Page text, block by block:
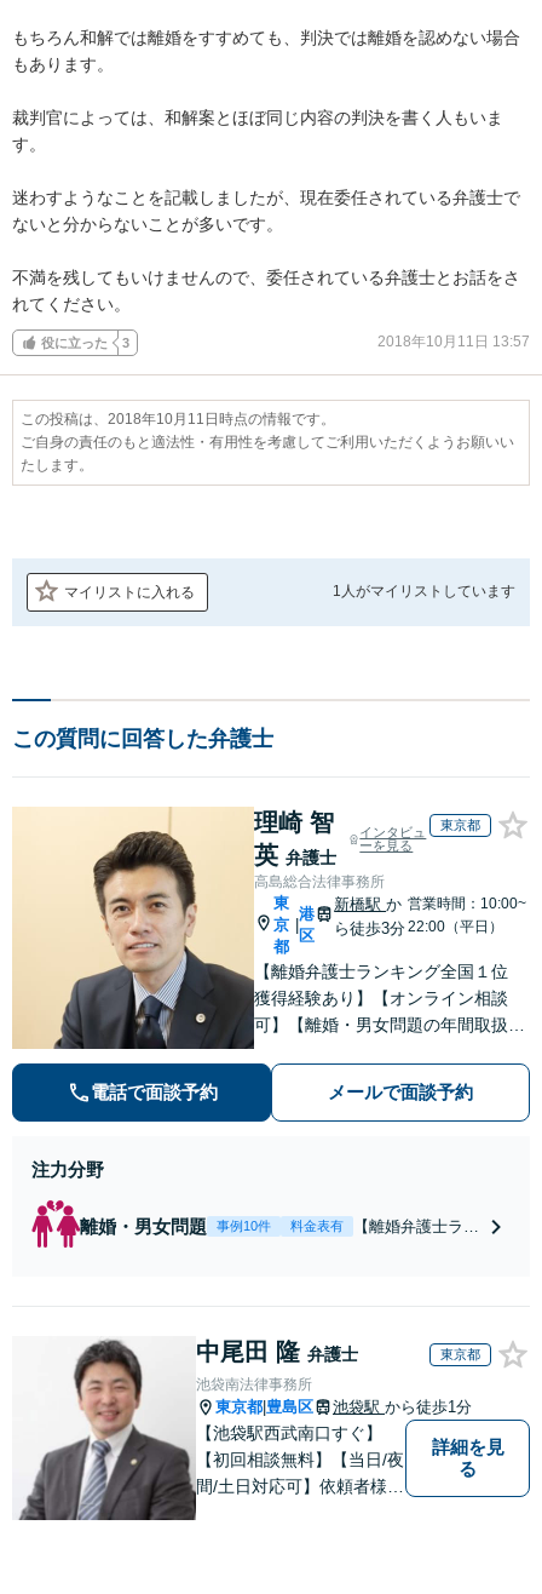
もちろん和解では離婚をすすめても、判決では離婚を認めない場合
もあります。
裁判官によっては、和解案とほぼ同じ内容の判決を書く人もいま
す。
迷わすようなことを記載しましたが、現在委任されている弁護士で
ないと分からないことが多いです。
不満を残してもいけませんので、委任されている弁護士とお話をさ
れてください。
役に立った 3 2018年10月11日 13:57
この投稿は、2018年10月11日時点の情報です。
ご自身の責任のもと適法性・有用性を考慮してご利用いただくようお願いい
たします。
マイリストに入れる 1人がマイリストしています
この質問に回答した弁護士
理崎 智
英 弁護士
インタビュ
ーを見る
東京都
高島総合法律事務所
東
京
都
|
港
区
新橋駅か
ら徒歩3分
営業時間：10:00~
22:00（平日）
【離婚弁護士ランキング全国１位
獲得経験あり】【オンライン相談
可】【離婚・男女問題の年間取扱件
き寝入りしたくないという方は是非
ご相談ください。
電話で面談予約 メールで面談予約
注力分野
離婚・男女問題 事例10件 料金表有
【離婚弁護士ラン
円】【離婚・不倫
問題に特化／実績
多数】財産分与、
慰謝料、養育費等
で金銭的に満足で
きる解決を目指し
ます。
中尾田 隆 弁護士 東京都
池袋南法律事務所
東京都 豊島区 池袋駅 から徒歩1分
【池袋駅西武南口すぐ】
【初回相談無料】【当日/夜
間/土日対応可】依頼者様の
詳細を見
る